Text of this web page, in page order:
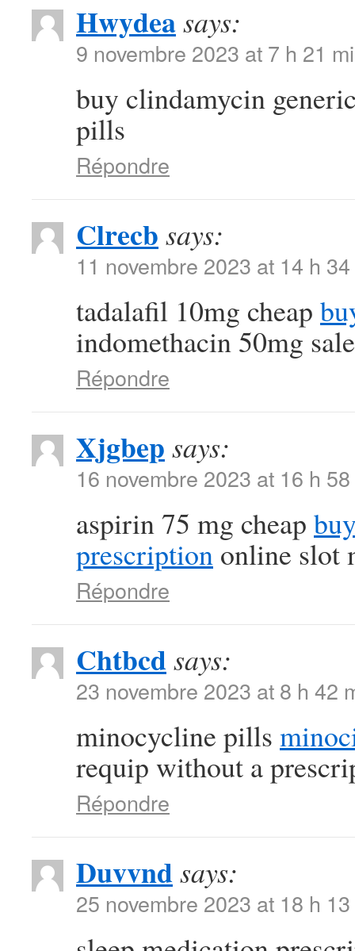
Hwydeasays:
9 novembre 2023 at 7 h 21
buy clindamycin
pills
Répondre
Clrecb says:
11 novembre 2023 at 14 h
tadalafil 10mg cheap
indomethacin 50mg sale
Répondre
Xjgbep says:
16 novembre 2023 at 16 h
aspirin 75 mg cheap
prescription online slot
Répondre
Chtbcdsays:
23 novembre 2023 at 8 h 42
minocycline pills
requip without a
Répondre
Duvvndsays:
25 novembre 2023 at 18 h